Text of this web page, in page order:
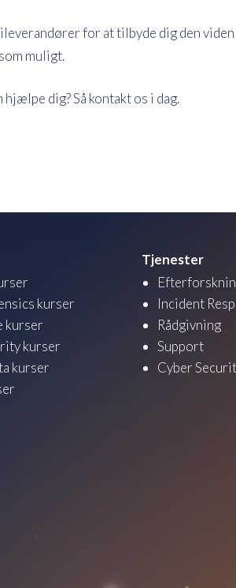
for at tilbyde dig den
muligt.
dig? Så kontakt os i dag.
kurser
kurser
kurser
kurser
Tjenester
Incident
Rådgivning
Support
Cyber